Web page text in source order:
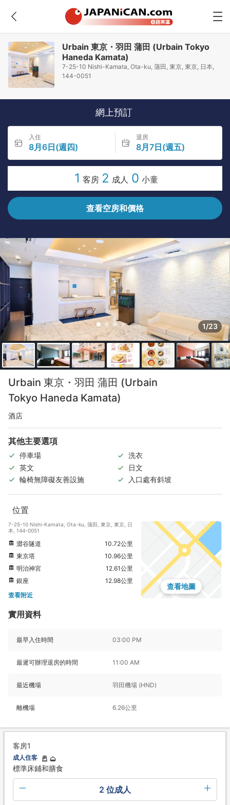
Urbain 東京・羽田 蒲田 (Urbain Tokyo
Haneda Kamata)
7-25-10 Nishi-Kamata, Ota-ku, 蒲田, 東京, 東京, 日本,
144-0051
網上預訂
入住
8月6日(週四)
退房
8月7日(週五)
1 客房 2 成人 0 小童
查看空房和價格
1/23
Urbain 東京・羽田 蒲田 (Urbain
Tokyo Haneda Kamata)
酒店
其他主要選項
停車場
洗衣
英文
日文
輪椅無障礙友善設施
入口處有斜坡
位置
7-25-10 Nishi-Kamata, Ota-ku, 蒲田, 東京, 東京, 日
本, 144-0051
澀谷隧道
10.72公里
東京塔
10.96公里
明治神宮
12.61公里
銀座
12.98公里
查看附近
查看地圖
實用資料
最早入住時間 03:00 PM
最遲可辦理退房的時間 11:00 AM
最近機場 羽田機場 (HND)
離機場 6.26公里
客房1
成人住客
標準床鋪和膳食
2 位成人